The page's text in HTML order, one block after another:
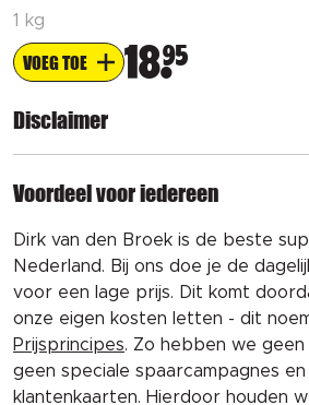
1 kg
VOEG TOE 1895
Disclaimer
Voordeel voor iedereen
Dirk van den Broek is de beste
Nederland. Bij ons doe je de
voor een lage prijs. Dit komt
onze eigen kosten letten - dit
Prijsprincipes. Zo hebben we
geen speciale spaarcampagnes
klantenkaarten. Hierdoor houden